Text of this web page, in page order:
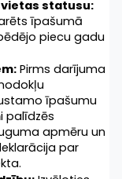
statusu:
īpašumā
piecu gadu
Pirms darījuma
īpašumu
palīdzēs
apmēru un
par